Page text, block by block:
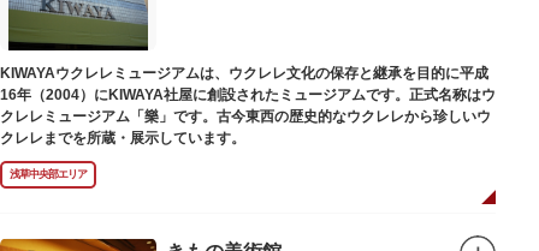
【Twitter】https://twitter.com/onoterupr
KIWAYAウクレレミュージアムは、ウクレレ文化の保存と継承を目的に平成
16年（2004）にKIWAYA社屋に創設されたミュージアムです。正式名称はウ
クレレミュージアム「樂」です。古今東西の歴史的なウクレレから珍しいウ
クレレまでを所蔵・展示しています。
浅草中央部エリア